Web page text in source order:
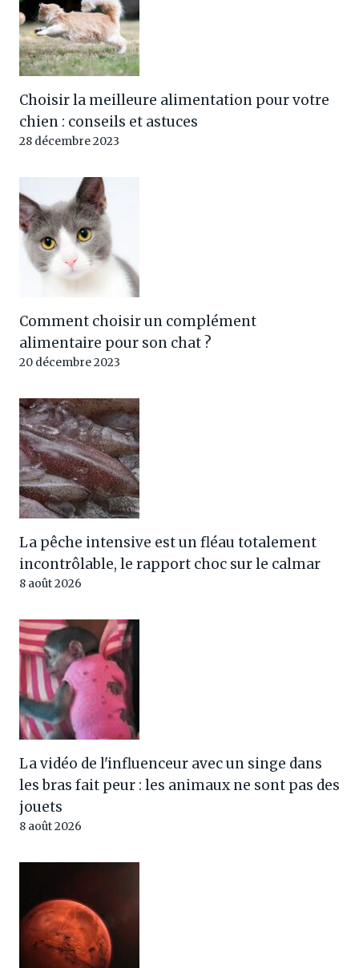
Choisir la meilleure alimentation pour votre
chien : conseils et astuces
28 décembre 2023
Comment choisir un complément
alimentaire pour son chat ?
20 décembre 2023
La pêche intensive est un fléau totalement
incontrôlable, le rapport choc sur le calmar
8 août 2026
La vidéo de l'influenceur avec un singe dans
les bras fait peur : les animaux ne sont pas des
jouets
8 août 2026